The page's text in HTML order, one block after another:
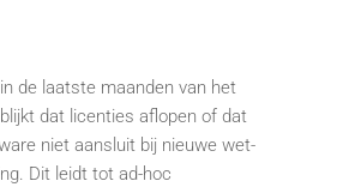
de laatste maanden van het
dat licenties aflopen of dat
niet aansluit bij nieuwe wet-
Dit leidt tot ad-hoc